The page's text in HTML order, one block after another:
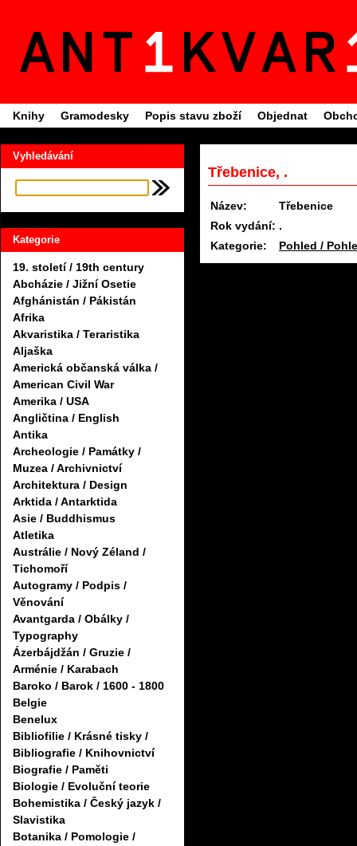
Knihy Gramodesky Popis stavu zboží Objednat
Vyhledávání
Kategorie
19. století / 19th century
Abcházie / Jižní Osetie
Afghánistán / Pákistán
Afrika
Akvaristika / Teraristika
Aljaška
Americká občanská válka /
American Civil War
Amerika / USA
Angličtina / English
Antika
Archeologie / Památky /
Muzea / Archivnictví
Architektura / Design
Arktida / Antarktida
Asie / Buddhismus
Atletika
Austrálie / Nový Zéland /
Tichomoří
Autogramy / Podpis /
Věnování
Avantgarda / Obálky /
Typography
Ázerbájdžán / Gruzie /
Arménie / Karabach
Baroko / Barok / 1600 - 1800
Belgie
Benelux
Bibliofilie / Krásné tisky /
Bibliografie / Knihovnictví
Biografie / Paměti
Biologie / Evoluční teorie
Bohemistika / Český jazyk /
Slavistika
Botanika / Pomologie /
Třebenice, .
Název:
Třebenice
Rok vydání: .
Kategorie:
Pohled /